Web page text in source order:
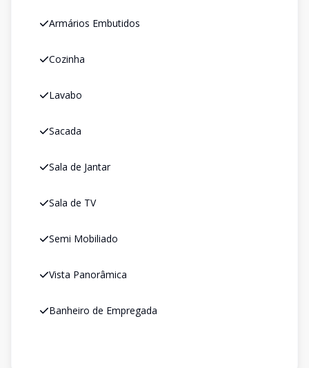
Armários Embutidos
Cozinha
Lavabo
Sacada
Sala de Jantar
Sala de TV
Semi Mobiliado
Vista Panorâmica
Banheiro de Empregada